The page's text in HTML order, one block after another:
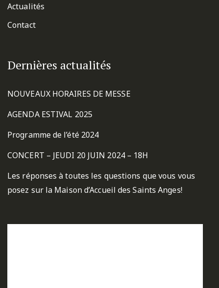
Actualités
Contact
Dernières actualités
NOUVEAUX HORAIRES DE MESSE
AGENDA ESTIVAL 2025
Programme de l’été 2024
CONCERT – JEUDI 20 JUIN 2024 – 18H
Les réponses à toutes les questions que vous vous
posez sur la Maison d’Accueil des Saints Anges!